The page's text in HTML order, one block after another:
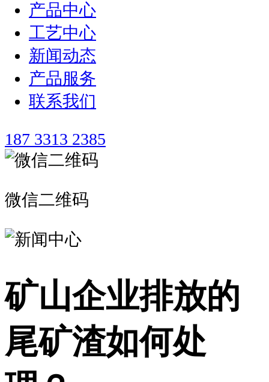
产品中心
工艺中心
新闻动态
产品服务
联系我们
187 3313 2385
微信二维码
矿山企业排放的
尾矿渣如何处